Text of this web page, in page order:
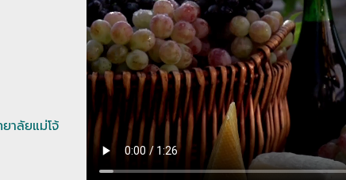
าลัยแม่โจ้